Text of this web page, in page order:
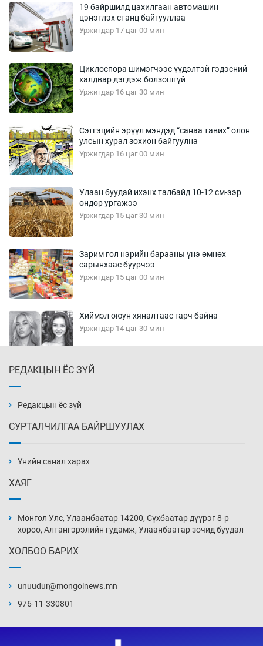
19 байршилд цахилгаан автомашин
цэнэглэх станц байгууллаа
Уржигдар 17 цаг 00 мин
Циклоспора шимэгчээс үүдэлтэй гэдэсний
халдвар дэгдэж болзошгүй
Уржигдар 16 цаг 30 мин
Сэтгэцийн эрүүл мэндэд “санаа тавих” олон
улсын хурал зохион байгуулна
Уржигдар 16 цаг 00 мин
Улаан буудай ихэнх талбайд 10-12 см-ээр
өндөр ургажээ
Уржигдар 15 цаг 30 мин
Зарим гол нэрийн барааны үнэ өмнөх
сарынхаас буурчээ
Уржигдар 15 цаг 00 мин
Хиймэл оюун хяналтаас гарч байна
Уржигдар 14 цаг 30 мин
Уржигдар 14 цаг 00 мин
нэмэгджээ
Уржигдар 13 цаг 30 мин
Уржигдар 13 цаг 00 мин
РЕДАКЦЫН ЁС ЗҮЙ
Редакцын ёс зүй
СУРТАЛЧИЛГАА БАЙРШУУЛАХ
Үнийн санал харах
ХАЯГ
Монгол Улс, Улаанбаатар 14200, Сүхбаатар дүүрэг 8-р
хороо, Алтангэрэлийн гудамж, Улаанбаатар зочид буудал
ХОЛБОО БАРИХ
unuudur@mongolnews.mn
976-11-330801